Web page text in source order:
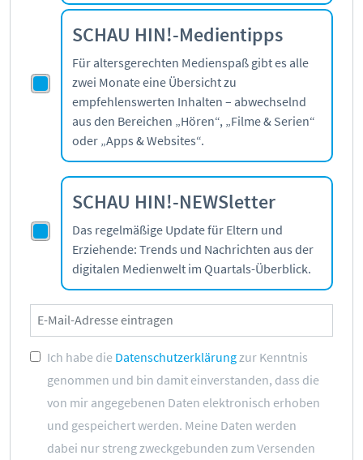
SCHAU HIN!-Medientipps
Für altersgerechten Medienspaß gibt es alle
zwei Monate eine Übersicht zu
empfehlenswerten Inhalten – abwechselnd
aus den Bereichen „Hören“, „Filme & Serien“
oder „Apps & Websites“.
SCHAU HIN!-NEWSletter
Das regelmäßige Update für Eltern und
Erziehende: Trends und Nachrichten aus der
digitalen Medienwelt im Quartals-Überblick.
Ich habe die Datenschutzerklärungzur Kenntnis
genommen und bin damit einverstanden, dass die
von mir angegebenen Daten elektronisch erhoben
und gespeichert werden. Meine Daten werden
dabei nur streng zweckgebunden zum Versenden